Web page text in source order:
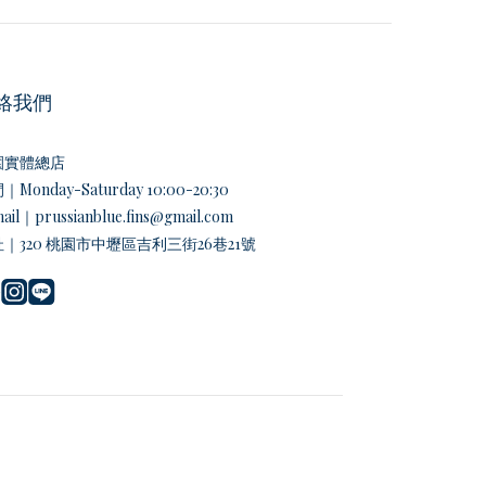
我們
實體總店
｜Monday-Saturday 10:00-20:30
｜prussianblue.fins@gmail.com
320 桃園市中壢區吉利三街26巷21號